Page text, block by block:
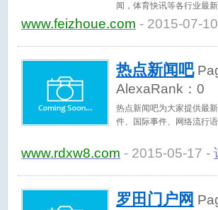
闻，体育快讯等各行业最新
www.feizhoue.com - 2015-07-
热点新闻吧
AlexaRank： 0
热点新闻吧为大家提供最
件、国际事件、网络流行
www.rdxw8.com - 2015-05-17 -
罗田门户网